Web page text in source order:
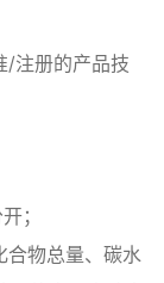
/注册的产品技
；
合物总量、碳水